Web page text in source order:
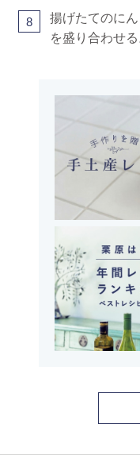
8
揚げたてのに
を盛り合わせる